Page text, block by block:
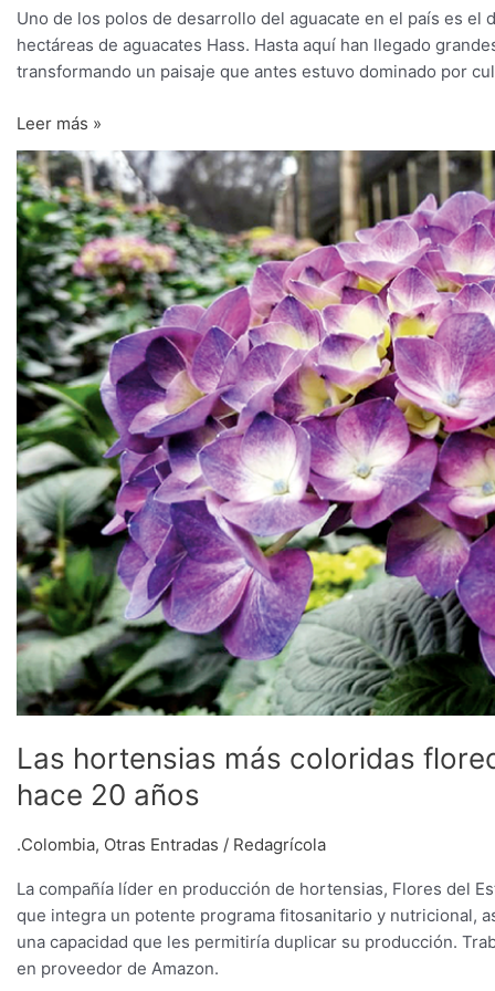
Uno de los polos de desarrollo del aguacate en el país es
hectáreas de aguacates Hass. Hasta aquí han llegado
transformando un paisaje que antes estuvo dominado por
Leer más »
Las hortensias más coloridas
hace 20 años
.Colombia, Otras Entradas / Redagrícola
La compañía líder en producción de hortensias, Flores del
que integra un potente programa fitosanitario y nutricional,
una capacidad que les permitiría duplicar su producción.
en proveedor de Amazon.
Las
hortensias
más
coloridas
florecen
en
el
Oriente
Antioqueño
desde
hace
20
años